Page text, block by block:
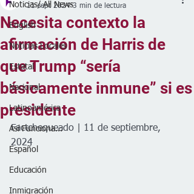
Noticias/ All News
English
Noticias Locales
Estatal
Nacional
Latinoamérica
Así Funciona...
Español
Educación
Inmigración
Necesita contexto la
afirmación de Harris de
que Trump “sería
básicamente inmune” si es
presidente
11 sept 2024 3 min de lectura
Factchequeado | 11 de septiembre,
2024